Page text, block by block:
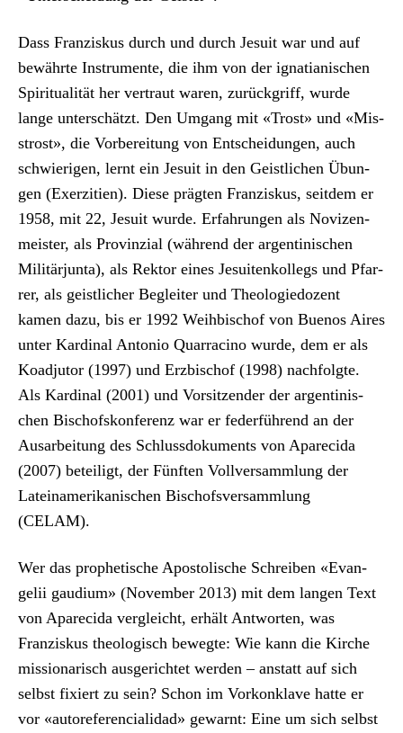
Dass Franziskus durch und durch Jesuit war und auf
bewährte Instru­mente, die ihm von der igna­tian­is­chen
Spir­i­tu­al­ität her ver­traut waren, zurück­griff, wurde
lange unter­schätzt. Den Umgang mit «Trost» und «Mis­
strost», die Vor­bere­itung von Entschei­dun­gen, auch
schwieri­gen, lernt ein Jesuit in den Geistlichen Übun­
gen (Exerz­i­tien). Diese prägten Franziskus, seit­dem er
1958, mit 22, Jesuit wurde. Erfahrun­gen als Novizen­
meis­ter, als Prov­inzial (während der argen­tinis­chen
Mil­itär­jun­ta), als Rek­tor eines Jesuit­enkol­legs und Pfar­
rer, als geistlich­er Begleit­er und The­olo­giedozent
kamen dazu, bis er 1992 Wei­h­bischof von Buenos Aires
unter Kar­di­nal Anto­nio Quar­ra­ci­no wurde, dem er als
Koad­ju­tor (1997) und Erzbischof (1998) nach­fol­gte.
Als Kar­di­nal (2001) und Vor­sitzen­der der argen­tinis­
chen Bischof­skon­ferenz war er fed­er­führend an der
Ausar­beitung des Schluss­doku­ments von Apare­ci­da
(2007) beteiligt, der Fün­ften Vol­lver­samm­lung der
Lateinamerikanis­chen Bischofsver­samm­lung
(CELAM).
Wer das prophetis­che Apos­tolis­che Schreiben «Evan­
gelii gaudi­um» (Novem­ber 2013) mit dem lan­gen Text
von Apare­ci­da ver­gle­icht, erhält Antworten, was
Franziskus the­ol­o­gisch bewegte: Wie kann die Kirche
mis­sion­ar­isch aus­gerichtet wer­den – anstatt auf sich
selb­st fix­iert zu sein? Schon im Vorkon­klave hat­te er
vor «autoref­er­en­cial­i­dad» gewarnt: Eine um sich selb­st